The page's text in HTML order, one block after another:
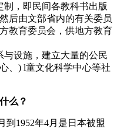
，即民间各教科书出版
后由文部省内的有关委员
教育委员会，供地方教育
与设施，建立大量的公民
、) l童文化科学中心等社
么？
到1952年4月是日本被盟